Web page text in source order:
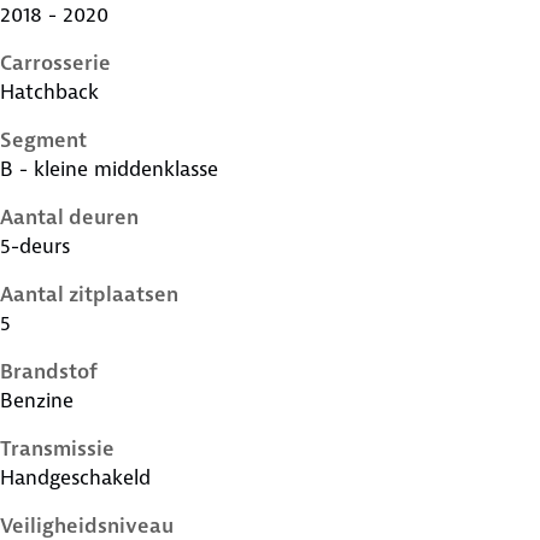
2018 - 2020
Carrosserie
Hatchback
Segment
B - kleine middenklasse
Aantal deuren
5-deurs
Aantal zitplaatsen
5
Brandstof
Benzine
Transmissie
Handgeschakeld
Veiligheidsniveau